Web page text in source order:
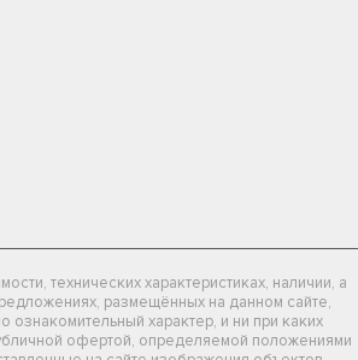
технических характеристиках, наличии, а
размещённых на данном сайте,
ознакомительный характер, и ни при каких
офертой, определяемой положениями